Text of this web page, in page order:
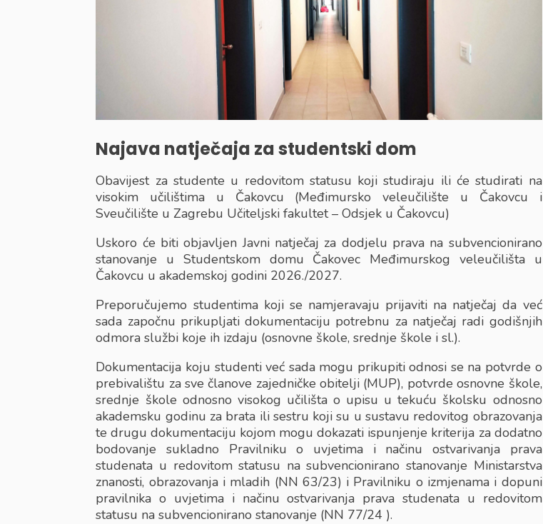
Najava natječaja za studentski dom
Obavijest za studente u redovitom statusu koji studiraju ili će studirati na
visokim učilištima u Čakovcu (Međimursko veleučilište u Čakovcu i
Sveučilište u Zagrebu Učiteljski fakultet – Odsjek u Čakovcu)
Uskoro će biti objavljen Javni natječaj za dodjelu prava na subvencionirano
stanovanje u Studentskom domu Čakovec Međimurskog veleučilišta u
Čakovcu u akademskoj godini 2026./2027.
Preporučujemo studentima koji se namjeravaju prijaviti na natječaj da već
sada započnu prikupljati dokumentaciju potrebnu za natječaj radi godišnjih
odmora službi koje ih izdaju (osnovne škole, srednje škole i sl.).
Dokumentacija koju studenti već sada mogu prikupiti odnosi se na potvrde o
prebivalištu za sve članove zajedničke obitelji (MUP), potvrde osnovne škole,
srednje škole odnosno visokog učilišta o upisu u tekuću školsku odnosno
akademsku godinu za brata ili sestru koji su u sustavu redovitog obrazovanja
te drugu dokumentaciju kojom mogu dokazati ispunjenje kriterija za dodatno
bodovanje sukladno Pravilniku o uvjetima i načinu ostvarivanja prava
studenata u redovitom statusu na subvencionirano stanovanje Ministarstva
znanosti, obrazovanja i mladih (NN 63/23) i Pravilniku o izmjenama i dopuni
pravilnika o uvjetima i načinu ostvarivanja prava studenata u redovitom
statusu na subvencionirano stanovanje (NN 77/24 ).